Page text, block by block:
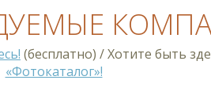
(бесплатно) / Хотите быть
«Фотокаталог»!